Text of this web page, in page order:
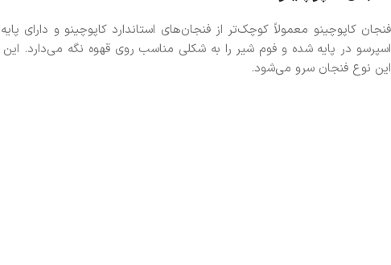
فنجان کاپوچینو معمولاً کوچک‌تر از فنجان‌های استاندارد کاپوچینو و
اسپرسو در پایه شده و فوم شیر را به شکلی مناسب روی قهوه نگه می‌دارد. این
این نوع فنجان سرو می‌شود.